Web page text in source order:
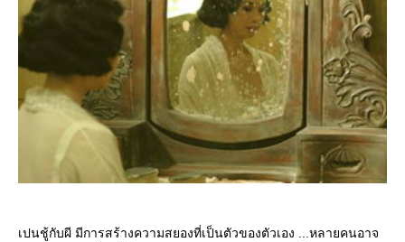
เปนชู้กับผี มีการสร้างความสยองที่เป็นตัวของตัวเอง ...หลายคนอาจ